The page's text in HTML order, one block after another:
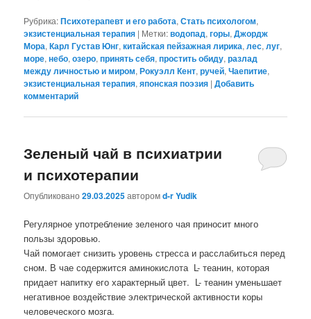
Рубрика:Психотерапевт и его работа,Стать психологом,
экзистенциальная терапия | Метки:водопад,горы,Джордж
Мора,Карл Густав Юнг,китайская пейзажная лирика,лес,луг,
море,небо,озеро,принять себя,простить обиду,разлад
между личностью и миром,Рокуэлл Кент,ручей,Чаепитие,
экзистенциальная терапия,японская поэзия |Добавить
комментарий
Зеленый чай в психиатрии
и психотерапии
Опубликовано29.03.2025авторомd-r Yudik
Регулярное употребление зеленого чая приносит много
пользы здоровью.
Чай помогает снизить уровень стресса и расслабиться перед
сном. В чае содержится аминокислота L- теанин, которая
придает напитку его характерный цвет. L- теанин уменьшает
негативное воздействие электрической активности коры
человеческого мозга.